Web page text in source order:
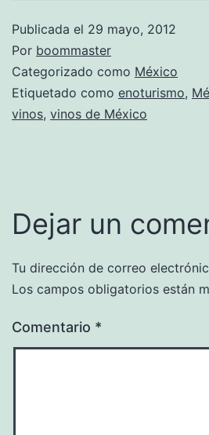
Publicada el 29 mayo, 2012
Por boommaster
Categorizado como México
Etiquetado como enoturismo,
vinos, vinos de México
Dejar un
Tu dirección de correo
Los campos obligatorios están
Comentario *